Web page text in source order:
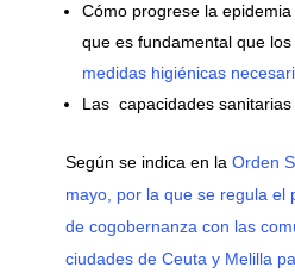
Cómo progrese la
que es fundamental que
medidas higiénicas
Las capacidades sanitarias
Según se indica en la Orden
mayo, por la que se regula el
de cogobernanza con las
ciudades de Ceuta y Melilla